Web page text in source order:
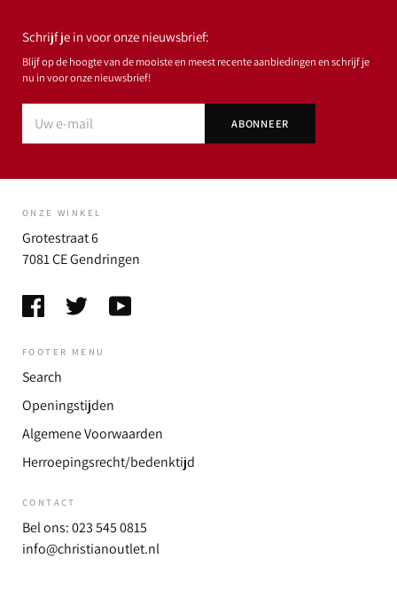
Schrijf je in voor onze nieuwsbrief:
Blijf op de hoogte van de mooiste en meest recente aanbiedingen en schrijf je
nu in voor onze nieuwsbrief!
ONZE WINKEL
Grotestraat 6
7081 CE Gendringen
FOOTER MENU
Search
Openingstijden
Algemene Voorwaarden
Herroepingsrecht/bedenktijd
CONTACT
Bel ons: 023 545 0815
info@christianoutlet.nl